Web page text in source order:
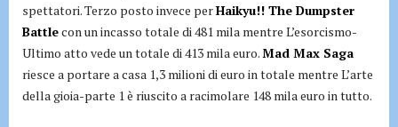
spettatori. Terzo posto invece perHaikyu!! The Dumpster
Battlecon un incasso totale di 481 mila mentre L’esorcismo-
Ultimo atto vede un totale di 413 mila euro.Mad Max Saga
riesce a portare a casa 1,3 milioni di euro in totale mentre L’arte
della gioia-parte 1 è riuscito a racimolare 148 mila euro in tutto.